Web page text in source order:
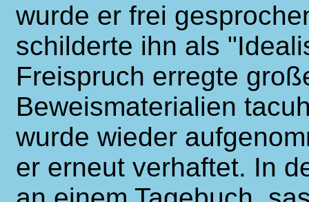
wurde er frei
schilderte ihn als
Freispruch erregte
Beweismaterialien
wurde wieder
er erneut verhaftet. In